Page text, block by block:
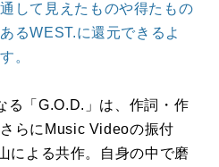
して見えたものや得たもの
るWEST.に還元できるよ
。
る「G.O.D.」は、作詞・作
らにMusic Videoの振付
による共作。自身の中で磨